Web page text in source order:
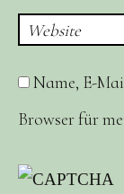
Website
Name, E-
Browser für